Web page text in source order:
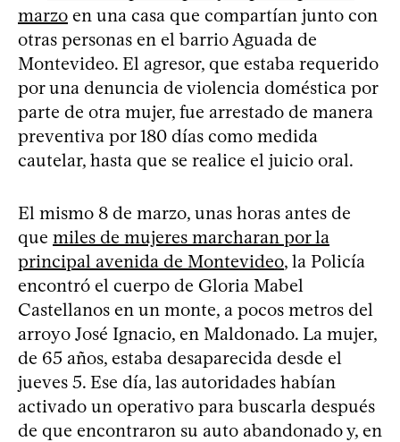
marzo en una casa que compartían junto con
otras personas en el barrio Aguada de
Montevideo. El agresor, que estaba requerido
por una denuncia de violencia doméstica por
parte de otra mujer, fue arrestado de manera
preventiva por 180 días como medida
cautelar, hasta que se realice el juicio oral.
El mismo 8 de marzo, unas horas antes de
que miles de mujeres marcharan por la
principal avenida de Montevideo, la Policía
encontró el cuerpo de Gloria Mabel
Castellanos en un monte, a pocos metros del
arroyo José Ignacio, en Maldonado. La mujer,
de 65 años, estaba desaparecida desde el
jueves 5. Ese día, las autoridades habían
activado un operativo para buscarla después
de que encontraron su auto abandonado y, en